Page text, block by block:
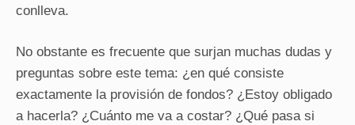
conlleva.
No obstante es frecuente que surjan muchas dudas y
preguntas sobre este tema: ¿en qué consiste
exactamente la provisión de fondos? ¿Estoy obligado
a hacerla? ¿Cuánto me va a costar? ¿Qué pasa si